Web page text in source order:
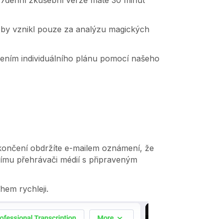
vznikl pouze za analýzu magických
individuálního plánu pomocí našeho
obdržíte e-mailem oznámení, že
přehrávači médií s připraveným
rychleji.